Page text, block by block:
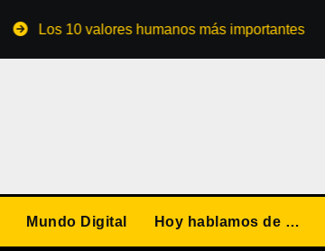
Los 10 valores humanos más importantes
Mundo Digital Hoy hablamos de …